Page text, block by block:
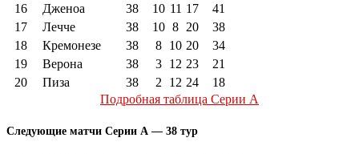
16
Дженоа 38 10 11 17
41
17
Лечче 38 10 8 20
38
18
Кремонезе 38 8 10 20
34
19
Верона 38 3 12 23
21
20
Пиза 38 2 12 24
18
Подробная таблица Серии А
Следующие матчи Серии А — 38 тур